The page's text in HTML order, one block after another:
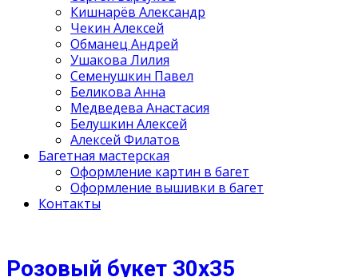
Кишнарёв Александр
Чекин Алексей
Обманец Андрей
Ушакова Лилия
Семенушкин Павел
Беликова Анна
Медведева Анастасия
Белушкин Алексей
Алексей Филатов
Багетная мастерская
Оформление картин в багет
Оформление вышивки в багет
Контакты
Розовый букет 30х35